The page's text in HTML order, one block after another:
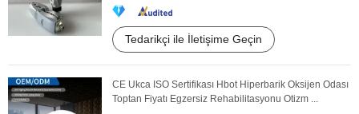
Tedarikçi ile İletişime Geçin
CE Ukca ISO Sertifikası Hbot Hiperbarik Oksijen Odası
Toptan Fiyatı Egzersiz Rehabilitasyonu Otizm ...